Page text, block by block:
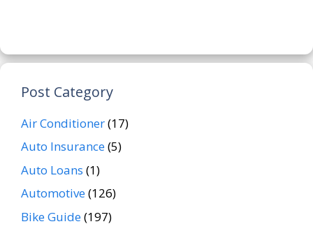
Post Category
Air Conditioner(17)
Auto Insurance(5)
Auto Loans (1)
Automotive(126)
Bike Guide(197)